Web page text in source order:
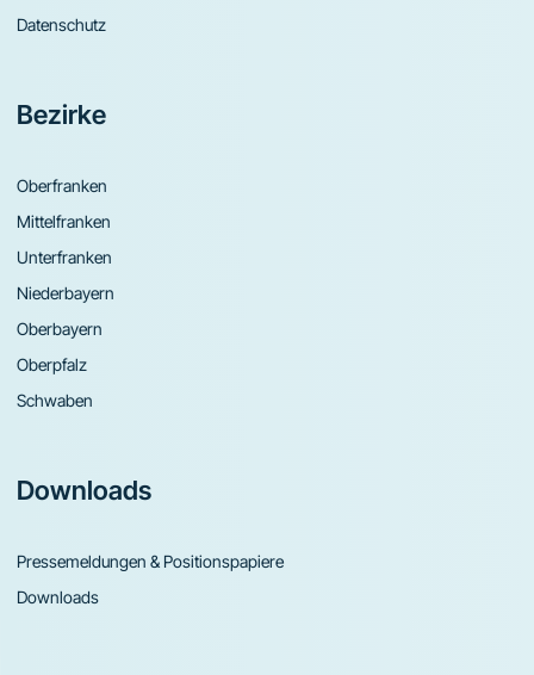
Datenschutz
Bezirke
Oberfranken
Mittelfranken
Unterfranken
Niederbayern
Oberbayern
Oberpfalz
Schwaben
Downloads
Pressemeldungen & Positionspapiere
Downloads